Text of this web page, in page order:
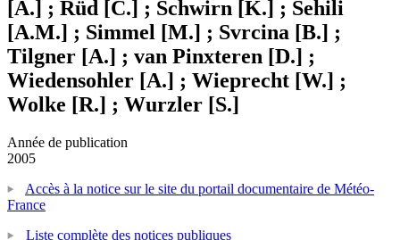
[A.] ; Rüd [C.] ; Schwirn [K.] ; Sehili
[A.M.] ; Simmel [M.] ; Svrcina [B.] ;
Tilgner [A.] ; van Pinxteren [D.] ;
Wiedensohler [A.] ; Wieprecht [W.] ;
Wolke [R.] ; Wurzler [S.]
Année de publication
2005
Accès à la notice sur le site du portail documentaire de Météo-
France
Liste complète des notices publiques